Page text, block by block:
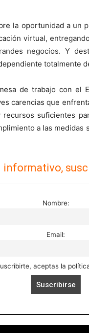
la oportunidad a un
virtual,
negocios. Y
totalmente
de trabajo con el
carencias que
recursos suficientes
a las medidas
informativo,
Nombre:
Email:
aceptas la